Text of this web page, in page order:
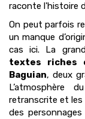
raconte l'histoire
On peut parfois
un manque
cas ici. La
textes riches
Baguian, deux
L’atmosphère
retranscrite et
des